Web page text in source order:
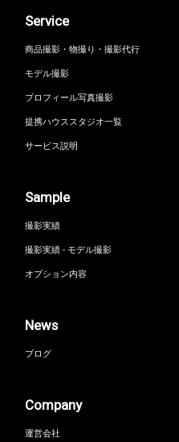
Service
商品撮影・物撮り・撮影代行
モデル撮影
プロフィール写真撮影
提携ハウススタジオ一覧
サービス説明
Sample
撮影実績
撮影実績 - モデル撮影
オプション内容
News
ブログ
Company
運営会社